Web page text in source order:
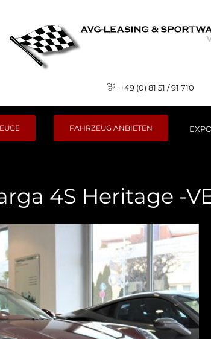
+49 (0) 81 51 / 91 710
FAHRZEUG ANBIETEN
4S Heritage -